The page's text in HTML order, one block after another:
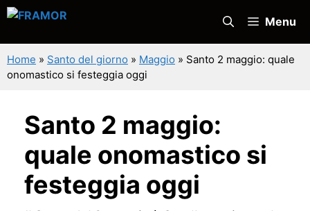
Vai
contenuto
Menu
Home » Santo del giorno » Maggio » Santo 2 maggio: quale
onomastico si festeggia oggi
Santo 2 maggio:
quale onomastico si
festeggia oggi